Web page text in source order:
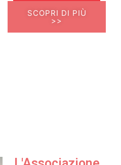
SCOPRI DI PIÙ
>>